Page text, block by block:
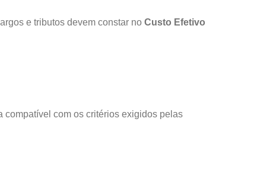
e tributos devem constar no Custo Efetivo
compatível com os critérios exigidos pelas